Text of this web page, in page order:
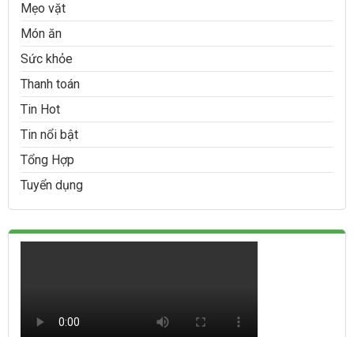
Mẹo vặt
Món ăn
Sức khỏe
Thanh toán
Tin Hot
Tin nổi bật
Tổng Hợp
Tuyển dụng